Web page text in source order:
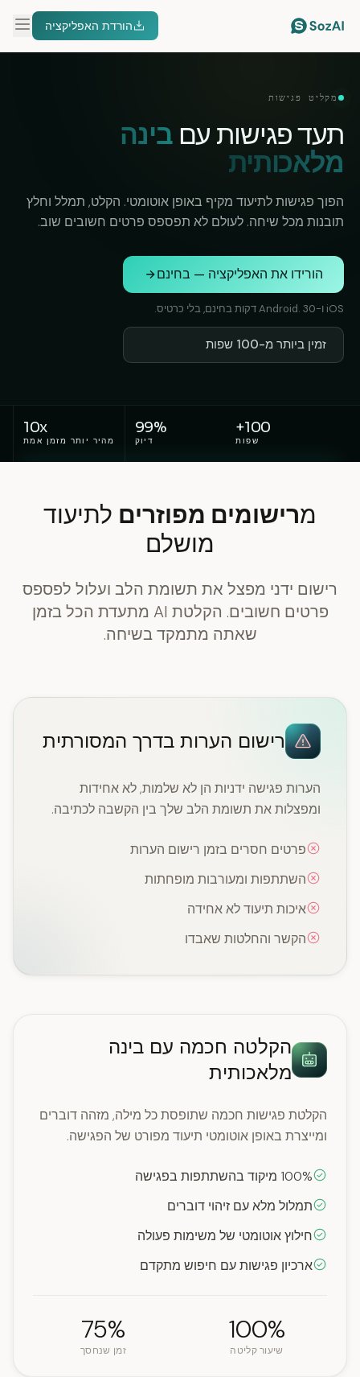
הורדת האפליקציה
מקליט פגישות
תעד פגישות עםבינה
מלאכותית
הפוך פגישות לתיעוד מקיף באופן אוטומטי. הקלט, תמלל וחלץ
תובנות מכל שיחה. לעולם לא תפספס פרטים חשובים שוב.
הורידו את האפליקציה — בחינם
iOS ו-Android. 30 דקות בחינם, בלי כרטיס.
זמין ביותר מ-100 שפות
100+
שפות
99%
דיוק
10x
מהיר יותר מזמן אמת
מרישומים מפוזרים לתיעוד
מושלם
רישום ידני מפצל את תשומת הלב ועלול לפספס
פרטים חשובים. הקלטת AI מתעדת הכל בזמן
שאתה מתמקד בשיחה.
רישום הערות בדרך המסורתית
הערות פגישה ידניות הן לא שלמות, לא אחידות
ומפצלות את תשומת הלב שלך בין הקשבה לכתיבה.
פרטים חסרים בזמן רישום הערות
השתתפות ומעורבות מופחתות
איכות תיעוד לא אחידה
הקשר והחלטות שאבדו
הקלטה חכמה עם בינה
מלאכותית
הקלטת פגישות חכמה שתופסת כל מילה, מזהה דוברים
ומייצרת באופן אוטומטי תיעוד מפורט של הפגישה.
100% מיקוד בהשתתפות בפגישה
תמלול מלא עם זיהוי דוברים
חילוץ אוטומטי של משימות פעולה
ארכיון פגישות עם חיפוש מתקדם
100%
שיעור קליטה
75%
זמן שנחסך